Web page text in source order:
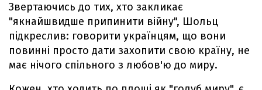
Звертаючись до тих, хто закликає
"якнайшвидше припинити війну", Шольц
підкреслив: говорити українцям, що вони
повинні просто дати захопити свою країну, не
має нічого спільного з любов'ю до миру.